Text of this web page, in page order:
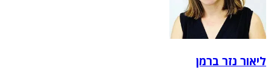
ליאור נזר ברמן